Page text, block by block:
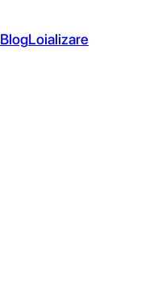
BlogLoializare